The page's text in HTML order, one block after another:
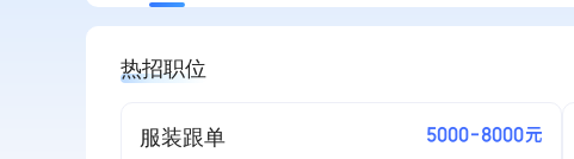
热招职位
服装跟单 5000-8000元